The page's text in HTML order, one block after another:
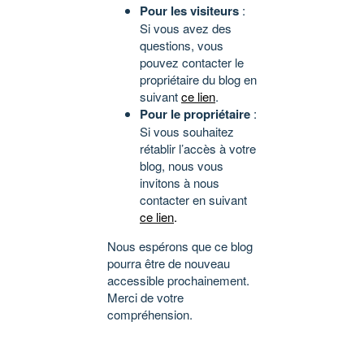
Pour les visiteurs :
Si vous avez des
questions, vous
pouvez contacter le
propriétaire du blog en
suivantce lien.
Pour le propriétaire :
Si vous souhaitez
rétablir l’accès à votre
blog, nous vous
invitons à nous
contacter en suivant
ce lien.
Nous espérons que ce blog
pourra être de nouveau
accessible prochainement.
Merci de votre
compréhension.